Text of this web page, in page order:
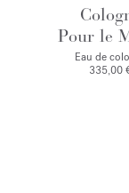
Pour le
Eau de
335,00